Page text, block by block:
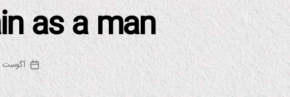
دسته‌ها
ی
ن
ا
م
و
فن
as a man
تاریخ
نوشته
آگوست 26, 2022